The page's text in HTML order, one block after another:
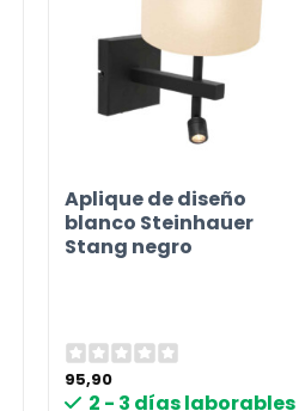
Aplique de diseño
blanco Steinhauer
Stang negro
95,90
2 - 3 días laborables